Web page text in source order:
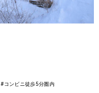
#コンビニ徒歩5分圏内